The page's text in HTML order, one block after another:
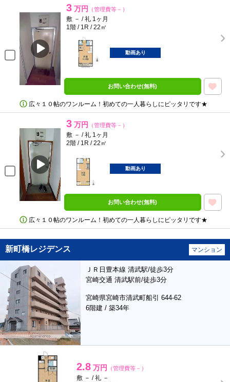
3 万円 （管理費等－）
敷 － / 礼 1ヶ月
1階 / 1R / 22㎡
動画あり
お問い合わせ(無料)
広々１０帖のワンルーム！初めての一人暮らしにピッタリです★
3 万円 （管理費等－）
敷 － / 礼 1ヶ月
2階 / 1R / 22㎡
動画あり
お問い合わせ(無料)
広々１０帖のワンルーム！初めての一人暮らしにピッタリです★
新町橋レジデンス マンション
ＪＲ日豊本線 清武駅/徒歩3分
宮崎交通 清武駅前/徒歩3分
宮崎県宮崎市清武町船引 644-62
6階建 / 築34年
2.8 万円 （管理費等－）
敷 － / 礼 －